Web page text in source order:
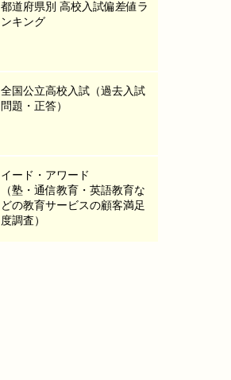
都道府県別 高校入試偏差値ラ
ンキング
全国公立高校入試（過去入試
問題・正答）
イード・アワード
（塾・通信教育・英語教育な
どの教育サービスの顧客満足
度調査）